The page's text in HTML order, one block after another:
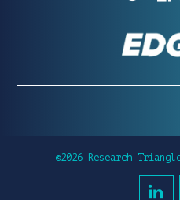
©2026 Research